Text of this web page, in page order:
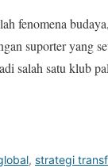
fenomena
suporter yang
salah satu klub
, strategi